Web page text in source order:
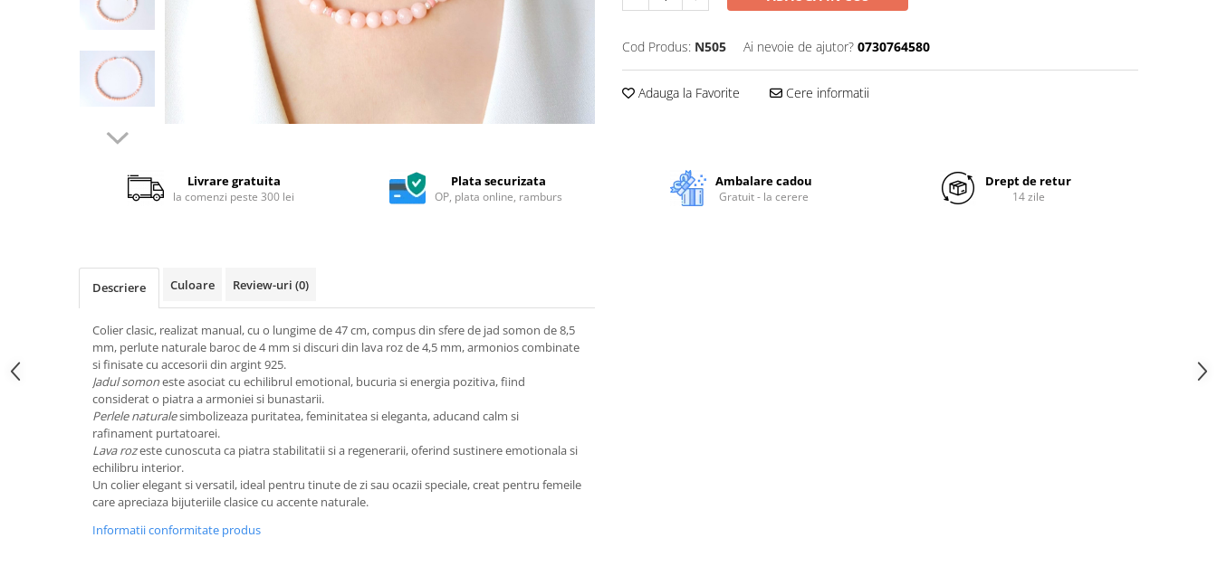
Cod Produs: N505 Ai nevoie de ajutor? 0730764580
Adauga la Favorite Cere informatii
Livrare gratuita
la comenzi peste 300 lei
Plata securizata
OP, plata online, ramburs
Ambalare cadou
Gratuit - la cerere
Drept de retur
14 zile
Descriere Culoare Review-uri (0)
Colier clasic, realizat manual, cu o lungime de 47 cm, compus din sfere de jad somon de 8,5
mm, perlute naturale baroc de 4 mm si discuri din lava roz de 4,5 mm, armonios combinate
si finisate cu accesorii din argint 925.
Jadul somoneste asociat cu echilibrul emotional, bucuria si energia pozitiva, fiind
considerat o piatra a armoniei si bunastarii.
Perlele naturalesimbolizeaza puritatea, feminitatea si eleganta, aducand calm si
rafinament purtatoarei.
Lava rozeste cunoscuta ca piatra stabilitatii si a regenerarii, oferind sustinere emotionala si
echilibru interior.
Un colier elegant si versatil, ideal pentru tinute de zi sau ocazii speciale, creat pentru femeile
care apreciaza bijuteriile clasice cu accente naturale.
Informatii conformitate produs